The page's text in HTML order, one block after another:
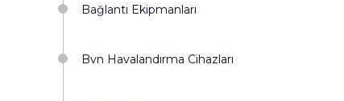
Bağlantı Ekipmanları
Bvn Havalandırma Cihazları